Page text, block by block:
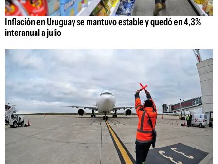
Inflación en Uruguay se mantuvo estable y quedó en 4,3%
interanual a julio